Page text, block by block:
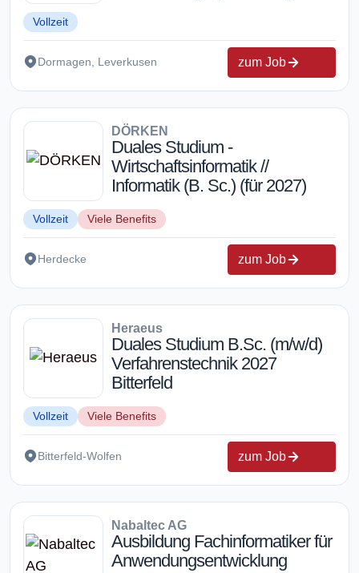
Vollzeit
Dormagen, Leverkusen zum Job
DÖRKEN
Duales Studium -
Wirtschaftsinformatik //
Informatik (B. Sc.) (für 2027)
Vollzeit Viele Benefits
Herdecke zum Job
Heraeus
Duales Studium B.Sc. (m/w/d)
Verfahrenstechnik 2027
Bitterfeld
Vollzeit Viele Benefits
Bitterfeld-Wolfen zum Job
Nabaltec AG
Ausbildung Fachinformatiker für
Anwendungsentwicklung